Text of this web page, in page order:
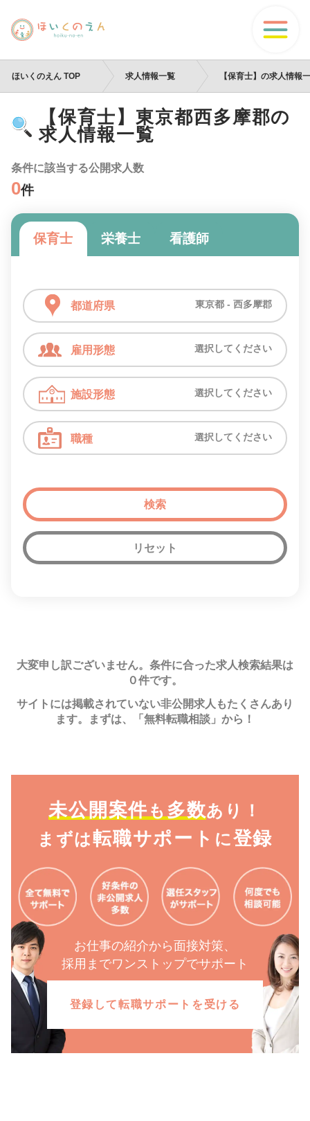
ほいくのえん TOP 求人情報一覧 【保育士】の求人情報
【保育士】東京都西多摩郡の
求人情報一覧
条件に該当する公開求人数
0件
保育士 栄養士 看護師
都道府県 東京都 - 西多摩郡
雇用形態 選択してください
施設形態 選択してください
職種 選択してください
リセット
大変申し訳ございません。条件に合った求人検索結果は
０件です。
サイトには掲載されていない非公開求人もたくさんあり
ます。まずは、「無料転職相談」から！
未公開案件も 多数あり！
まずは転職サポート に登録
お仕事の紹介から面接対策、
採用までワンストップでサポート
登録して転職サポートを受ける